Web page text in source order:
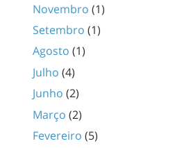
Novembro (1)
Setembro (1)
Agosto (1)
Julho (4)
Junho (2)
Março (2)
Fevereiro (5)